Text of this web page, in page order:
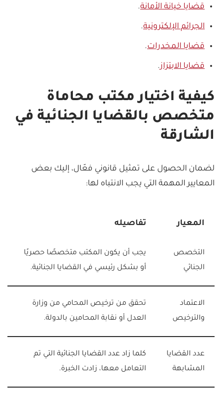
قضايا خيانة الأمانة.
الجرائم الإلكترونية.
قضايا المخدرات.
قضايا الابتزاز .
كيفية اختيار مكتب محاماة
متخصص بالقضايا الجنائية في
الشارقة
لضمان الحصول على تمثيل قانوني فعّال، إليك بعض
المعايير المهمة التي يجب الانتباه لها:
المعيار تفاصيله
التخصص
الجنائي
يجب أن يكون المكتب متخصصًا حصريًا
أو بشكل رئيسي في القضايا الجنائية.
الاعتماد
والترخيص
تحقق من ترخيص المحامي من وزارة
العدل أو نقابة المحامين بالدولة.
عدد القضايا
المشابهة
كلما زاد عدد القضايا الجنائية التي تم
التعامل معها، زادت الخبرة.